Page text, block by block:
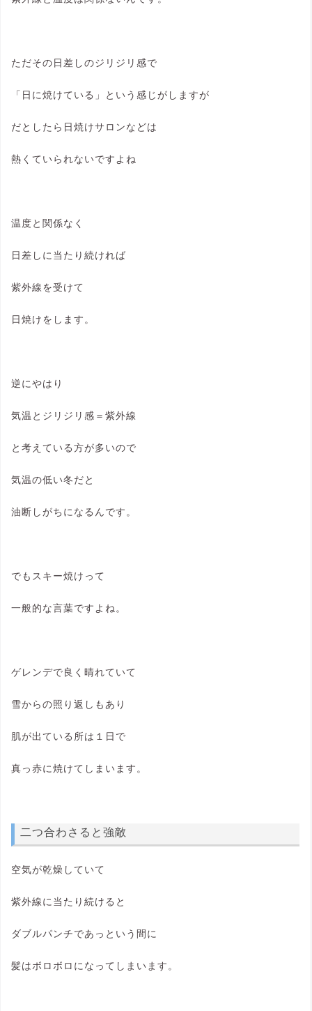
ただその日差しのジリジリ感で
「日に焼けている」という感じがしますが
だとしたら日焼けサロンなどは
熱くていられないですよね
温度と関係なく
日差しに当たり続ければ
紫外線を受けて
日焼けをします。
逆にやはり
気温とジリジリ感＝紫外線
と考えている方が多いので
気温の低い冬だと
油断しがちになるんです。
でもスキー焼けって
一般的な言葉ですよね。
ゲレンデで良く晴れていて
雪からの照り返しもあり
肌が出ている所は１日で
真っ赤に焼けてしまいます。
二つ合わさると強敵
空気が乾燥していて
紫外線に当たり続けると
ダブルパンチであっという間に
髪はボロボロになってしまいます。